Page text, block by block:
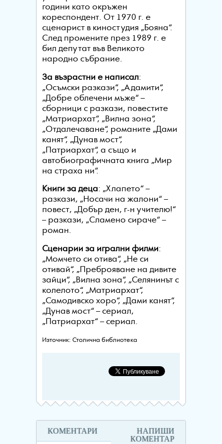
години като окръжен
кореспондент. От 1970 г. е
сценарист в киностудия „Бояна“.
След промените през 1989 г. е
бил депутат във Великото
народно събрание.
За възрастни е написал:
„Осъмски разкази“, „Адамити“,
„Добре облечени мъже“ –
сборници с разкази, повестите
„Матриархат“, „Вилна зона“,
„Отдалечаване“, романите „Дами
канят“, „Дунав мост“,
„Патриархат“, а също и
автобиографичната книга „Мир
на страха ни“.
Книги за деца: „Хлапето“ –
разкази, „Носачи на жалони“ –
повест, „Добър ден, г-н учителю!“
– разкази, „Сламено сираче“ –
роман.
Сценарии за игрални филми:
„Момчето си отива“, „Не си
отивай“, „Преброяване на дивите
зайци“, „Вилна зона“, „Селянинът с
колелото“, „Матриархат“,
„Самодивско хоро“, „Дами канят“,
„Дунав мост“ – сериал,
„Патриархат“ – сериал.
Източник: Столична библиотека
КОМЕНТАРИ
НАПИШИ
КОМЕНТАР